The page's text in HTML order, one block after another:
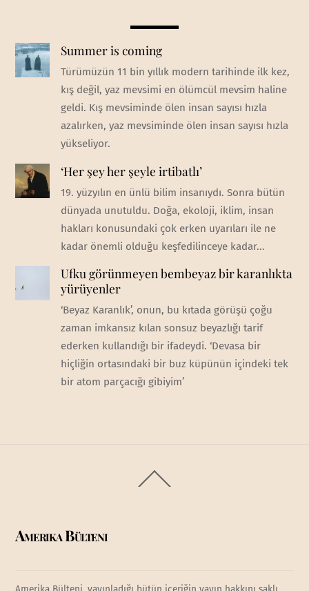
Summer is coming
Türümüzün 11 bin yıllık modern tarihinde ilk kez,
kış değil, yaz mevsimi en ölümcül mevsim haline
geldi. Kış mevsiminde ölen insan sayısı hızla
azalırken, yaz mevsiminde ölen insan sayısı hızla
yükseliyor.
‘Her şey her şeyle irtibatlı’
19. yüzyılın en ünlü bilim insanıydı. Sonra bütün
dünyada unutuldu. Doğa, ekoloji, iklim, insan
hakları konusundaki çok erken uyarıları ile ne
kadar önemli olduğu keşfedilinceye kadar...
Ufku görünmeyen bembeyaz bir karanlıkta
yürüyenler
‘Beyaz Karanlık’, onun, bu kıtada görüşü çoğu
zaman imkansız kılan sonsuz beyazlığı tarif
ederken kullandığı bir ifadeydi. ‘Devasa bir
hiçliğin ortasındaki bir buz küpünün içindeki tek
bir atom parçacığı gibiyim’
To
Amerika Bülteni